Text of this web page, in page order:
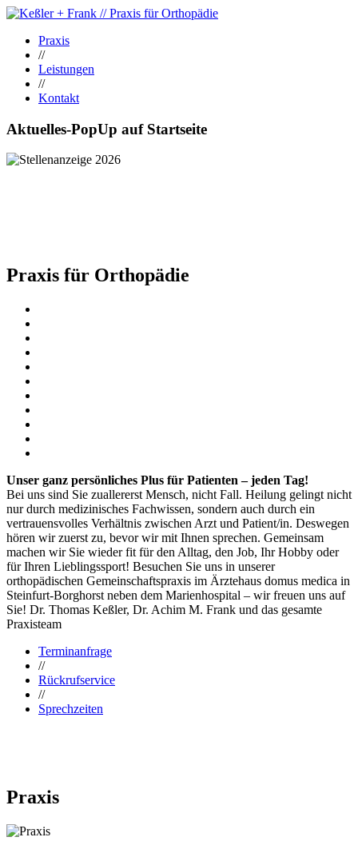
Praxis
//
Leistungen
//
Kontakt
Aktuelles-PopUp auf Startseite
Praxis für Orthopädie
Unser ganz persönliches Plus für Patienten – jeden Tag!
Bei uns sind Sie zuallererst Mensch, nicht Fall. Heilung gelingt nicht
nur durch medizinisches Fachwissen, sondern auch durch ein
vertrauensvolles Verhältnis zwischen Arzt und Patient/in. Deswegen
hören wir zuerst zu, bevor wir mit Ihnen sprechen. Gemeinsam
machen wir Sie wieder fit für den Alltag, den Job, Ihr Hobby oder
für Ihren Lieblingssport! Besuchen Sie uns in unserer
orthopädischen Gemeinschaftspraxis im Ärztehaus domus medica in
Steinfurt-Borghorst neben dem Marienhospital – wir freuen uns auf
Sie! Dr. Thomas Keßler, Dr. Achim M. Frank und das gesamte
Praxisteam
Terminanfrage
//
Rückrufservice
//
Sprechzeiten
Praxis